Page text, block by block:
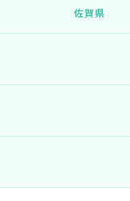
佐賀県